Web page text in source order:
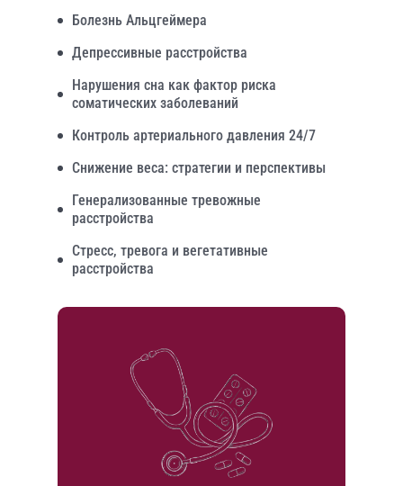
Болезнь Альцгеймера
Депрессивные расстройства
Нарушения сна как фактор риска
соматических заболеваний
Контроль артериального давления 24/7
Снижение веса: стратегии и перспективы
Генерализованные тревожные
расстройства
Стресс, тревога и вегетативные
расстройства